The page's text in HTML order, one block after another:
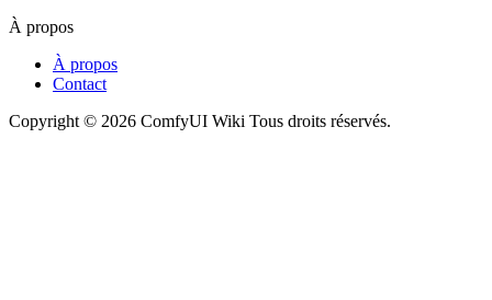
À propos
À propos
Contact
Copyright © 2026 ComfyUI Wiki Tous droits réservés.